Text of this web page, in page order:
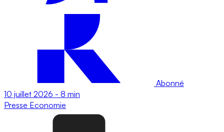
Abonné
10 juillet 2026 - 8 min
Presse Economie